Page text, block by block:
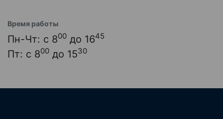
Время работы
Пн-Чт: с 800 до 1645
Пт: с 800 до 1530